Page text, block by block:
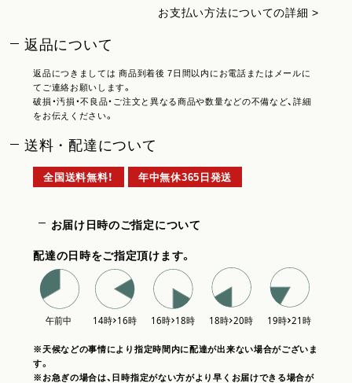
お支払い方法についての詳細 >
返品について
返品につきましては 商品到着後 7日間以内にお電話またはメールに
てご連絡お願いします。
破損・汚損・不良品・ご注文と異なる商品や数量などの不備など、詳細
をお伝えください。
送料・配達について
全国送料無料！ 年中無休365日発送
お届け日時のご指定について
配達の日時をご指定頂けます。
※天候などの事情により指定時間内に配達が出来ない場合がございま
す。
※お急ぎの場合は、日時指定がない方がより早くお届けできる場合が